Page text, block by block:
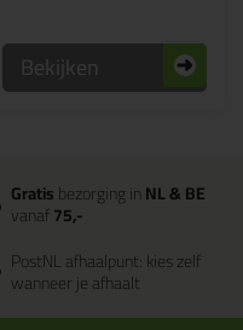
Bekijken
Gratisbezorging inNL & BE
vanaf75,-
PostNL afhaalpunt: kies zelf
wanneer je afhaalt